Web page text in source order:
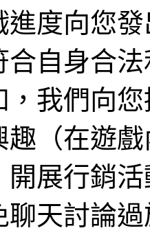
進度向您
合自身合
，我們向
趣（在遊
開展行銷
聊天討論